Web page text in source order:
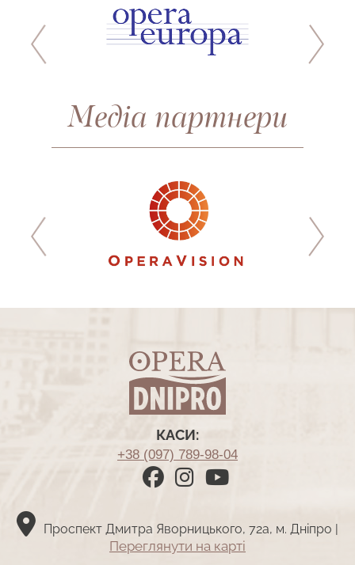
Медіа партнери
КАСИ:
+38 (097) 789-98-04
Проспект Дмитра Яворницького, 72а, м. Дніпро |
Переглянути на картi